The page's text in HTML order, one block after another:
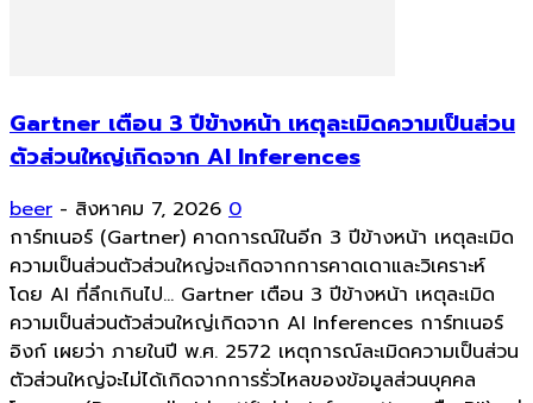
Gartner เตือน 3 ปีข้างหน้า เหตุละเมิดความเป็นส่วน
ตัวส่วนใหญ่เกิดจาก AI Inferences
beer - สิงหาคม 7, 2026 0
การ์ทเนอร์ (Gartner) คาดการณ์ในอีก 3 ปีข้างหน้า เหตุละเมิด
ความเป็นส่วนตัวส่วนใหญ่จะเกิดจากการคาดเดาและวิเคราะห์
โดย AI ที่ลึกเกินไป... Gartner เตือน 3 ปีข้างหน้า เหตุละเมิด
ความเป็นส่วนตัวส่วนใหญ่เกิดจาก AI Inferences การ์ทเนอร์
อิงก์ เผยว่า ภายในปี พ.ศ. 2572 เหตุการณ์ละเมิดความเป็นส่วน
ตัวส่วนใหญ่จะไม่ได้เกิดจากการรั่วไหลของข้อมูลส่วนบุคคล